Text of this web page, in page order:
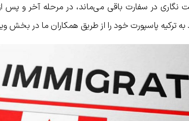
نگاری در سفارت باقی می‌ماند، در مرحله آخر
ترکیه پاسپورت خود را از طریق همکاران ما در بخش